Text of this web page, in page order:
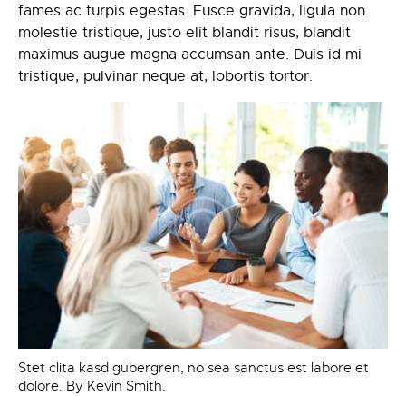
fames ac turpis egestas. Fusce gravida, ligula non
molestie tristique, justo elit blandit risus, blandit
maximus augue magna accumsan ante. Duis id mi
tristique, pulvinar neque at, lobortis tortor.
Stet clita kasd gubergren, no sea sanctus est labore et
dolore. By Kevin Smith.